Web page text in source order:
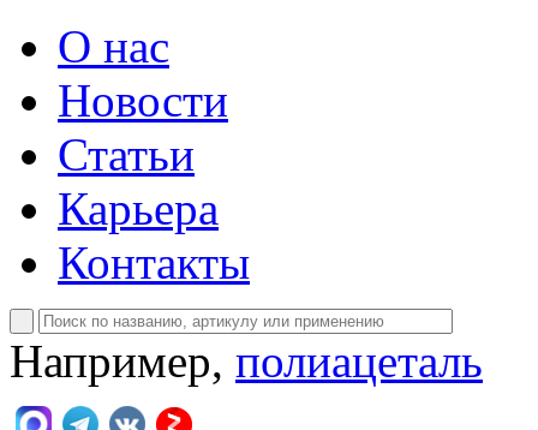
О нас
Новости
Статьи
Карьера
Контакты
Например, полиацеталь